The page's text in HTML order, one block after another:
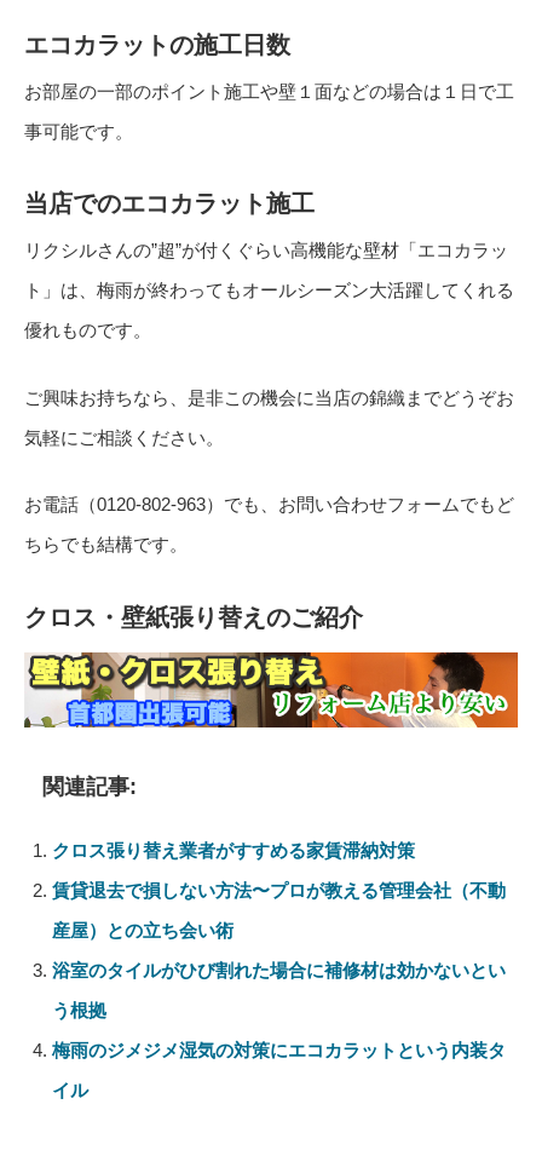
エコカラットの施工日数
お部屋の一部のポイント施工や壁１面などの場合は１日で工
事可能です。
当店でのエコカラット施工
リクシルさんの”超”が付くぐらい高機能な壁材「エコカラッ
ト」は、梅雨が終わってもオールシーズン大活躍してくれる
優れものです。
ご興味お持ちなら、是非この機会に当店の錦織までどうぞお
気軽にご相談ください。
お電話（0120-802-963）でも、お問い合わせフォームでもど
ちらでも結構です。
クロス・壁紙張り替えのご紹介
関連記事:
クロス張り替え業者がすすめる家賃滞納対策
賃貸退去で損しない方法〜プロが教える管理会社（不動
産屋）との立ち会い術
浴室のタイルがひび割れた場合に補修材は効かないとい
う根拠
梅雨のジメジメ湿気の対策にエコカラットという内装タ
イル